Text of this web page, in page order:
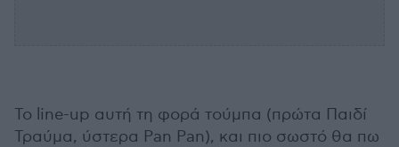
To line-up αυτή τη φορά τούμπα (πρώτα Παιδί
Τραύμα, ύστερα Pan Pan), και πιο σωστό θα πω